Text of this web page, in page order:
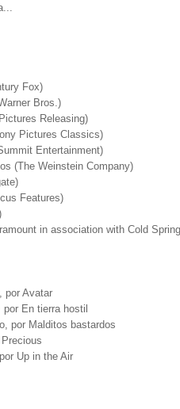
Fox)
Bros.)
Releasing)
Pictures Classics)
Entertainment)
(The Weinstein Company)
Features)
in association with Cold
por Avatar
En tierra hostil
por Malditos bastardos
Up in the Air